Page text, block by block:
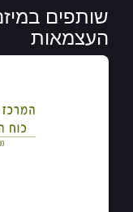
שותפים
העצמאות